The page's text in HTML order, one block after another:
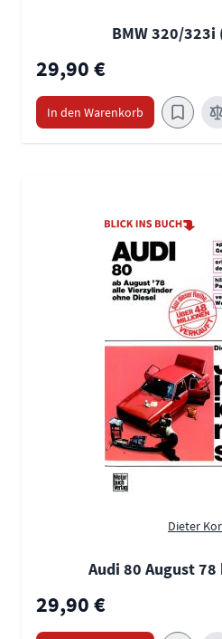
BMW 320/323i
29,90 €
In den Warenkorb
Dieter
Audi 80 August 78
29,90 €